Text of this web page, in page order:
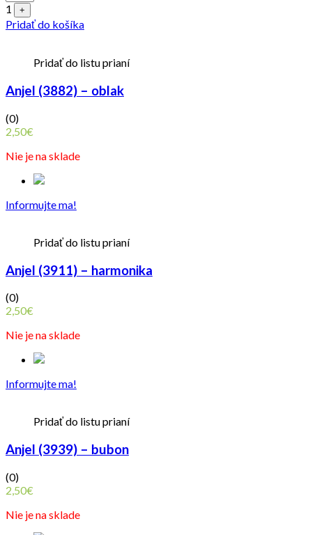
1 +
Pridať do košíka
Pridať do listu prianí
Anjel (3882) – oblak
(0)
2,50€
Nie je na sklade
Informujte ma!
Pridať do listu prianí
Anjel (3911) – harmonika
(0)
2,50€
Nie je na sklade
Informujte ma!
Pridať do listu prianí
Anjel (3939) – bubon
(0)
2,50€
Nie je na sklade